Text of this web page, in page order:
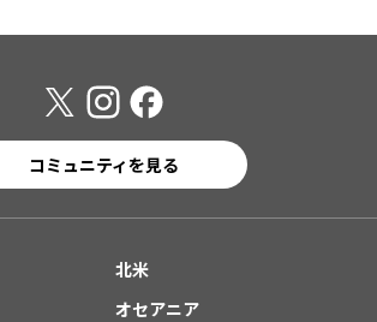
コミュニティを見る
北米
オセアニア